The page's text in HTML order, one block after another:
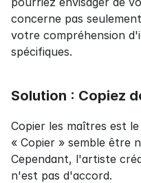
concerne pas
votre compréhension
spécifiques.
Solution : Copiez
Copier les maîtres est
« Copier » semble être
Cependant, l'artiste
n'est pas d'accord.